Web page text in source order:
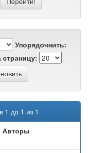
Упорядочнить:
1 до 1 из 1
Авторы